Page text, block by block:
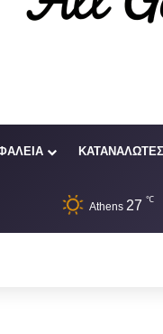
ΚΑΤΑΝΑΛΩΤΕΣ
Athens 27 ℃